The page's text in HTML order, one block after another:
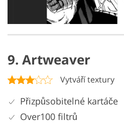
9. Artweaver
Vytváří textury
Přizpůsobitelné kartáče
Over100 filtrů